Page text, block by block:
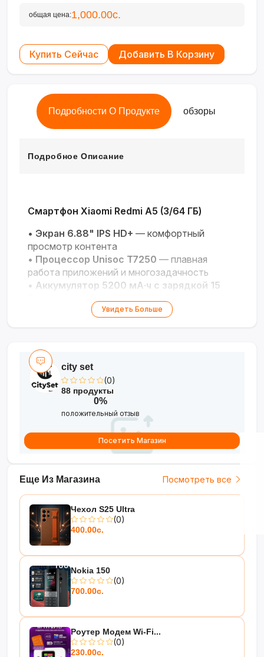
общая цена:1,000.00с.
Купить Сейчас Добавить В Корзину
Подробности О Продукте обзоры
Подробное Описание
Смартфон Xiaomi Redmi A5 (3/64 ГБ)
• Экран 6.88" IPS HD+ — комфортный
просмотр контента
• Процессор Unisoc T7250 — плавная
работа приложений и многозадачность
• Аккумулятор 5200 мА·ч с зарядкой 15
восстановление
•Безопасность
отпечатков и разблокировка по лицу
Увидеть Больше
Еще Из Магазина Посмотреть все
Чехол S25 Ultra
(0)
400.00с.
Nokia 150
(0)
700.00с.
Роутер Модем Wi-Fi...
(0)
230.00с.
city set
(0)
88 продукты
0%
положительный отзыв
Посетить Магазин